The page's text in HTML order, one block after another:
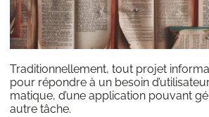
Tra­di­tion­nel­le­ment, tout pro­jet
pour répondre à un besoin
ma­tique, d’une appli­ca­tion pou­vant
autre tâche.